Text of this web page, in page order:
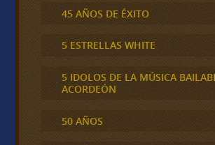
45 AÑOS DE ÉXITO
5 ESTRELLAS WHITE
5 IDOLOS DE LA MÚSICA
ACORDEÓN
50 AÑOS